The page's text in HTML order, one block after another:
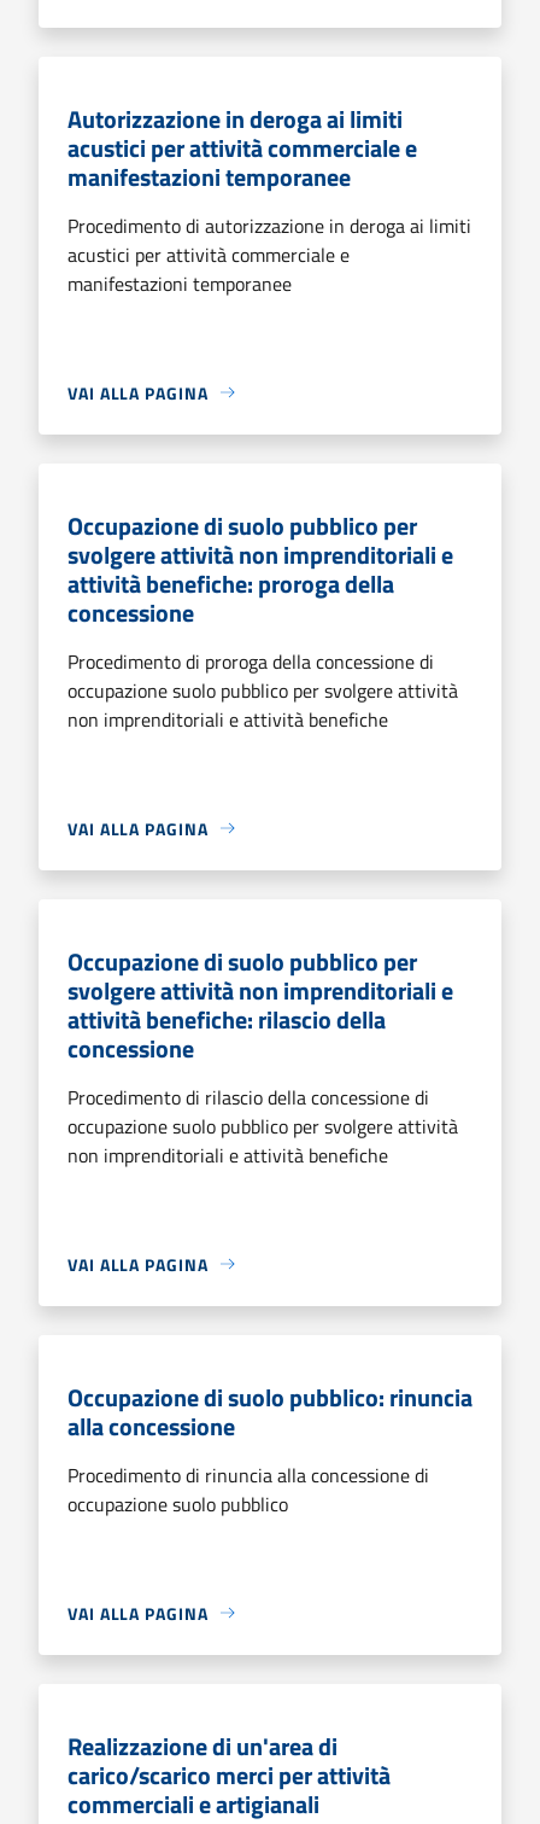
Autorizzazione in deroga ai limiti
acustici per attività commerciale e
manifestazioni temporanee
Procedimento di autorizzazione in deroga ai limiti
acustici per attività commerciale e
manifestazioni temporanee
VAI ALLA PAGINA
Occupazione di suolo pubblico per
svolgere attività non imprenditoriali e
attività benefiche: proroga della
concessione
Procedimento di proroga della concessione di
occupazione suolo pubblico per svolgere attività
non imprenditoriali e attività benefiche
VAI ALLA PAGINA
Occupazione di suolo pubblico per
svolgere attività non imprenditoriali e
attività benefiche: rilascio della
concessione
Procedimento di rilascio della concessione di
occupazione suolo pubblico per svolgere attività
non imprenditoriali e attività benefiche
VAI ALLA PAGINA
Occupazione di suolo pubblico: rinuncia
alla concessione
Procedimento di rinuncia alla concessione di
occupazione suolo pubblico
VAI ALLA PAGINA
Realizzazione di un'area di
carico/scarico merci per attività
commerciali e artigianali